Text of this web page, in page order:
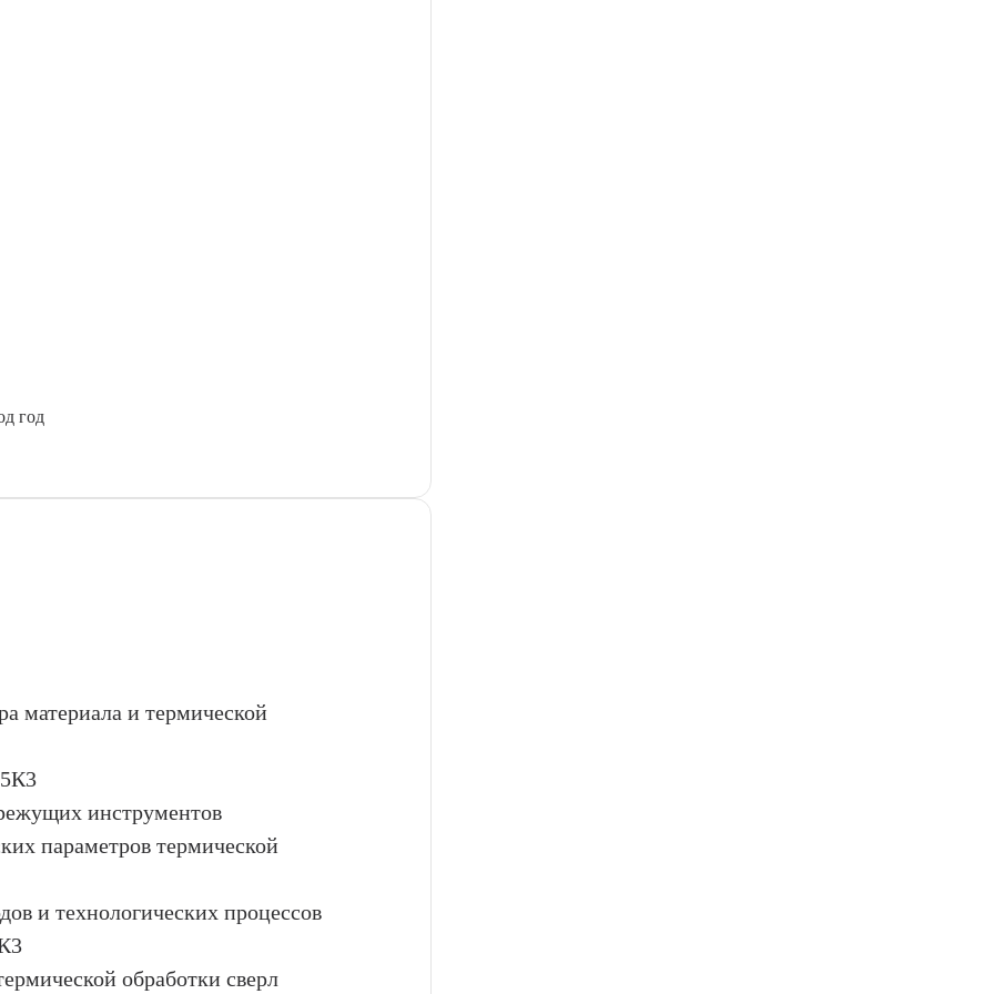
год
материала и термической
инструментов
параметров термической
и технологических процессов
обработки сверл